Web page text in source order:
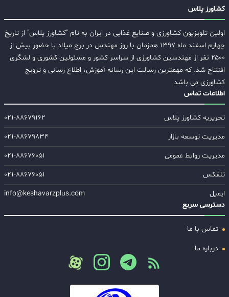
کشاورز پلاس
اولین تلویزیون کشاورزی و صنایع غذایی در ایران به نام "کشاورز پلاس" از تاریخ
چهارم اسفند ماه ۱۳۹۷ همزمان با روز مهندس در برج میلاد با حضور بیش از
۲۵۰۰ نفر از مهندسین کشاورزی از سراسر کشور و مسئولین کشوری و لشگری
افتتاح شد. که مهمترین رسالت این رسانه آموزش، اطلاع رسانی و ترویج
کشاورزی می باشد
اطلاعات تماس
تحریریه کشاورز پلاس
۰۲۱-۸۸۶۷۹۱۶۲
مدیریت توسعه بازار
۰۲۱-۸۸۶۷۹۸۳۴
مدیریت روابط عمومی
۰۲۱-۸۸۶۷۶۰۵۱
تلفکس
۰۲۱-۸۸۶۷۶۰۵۱
ایمیل
info@keshavarzplus.com
دسترسی سریع
تماس با ما
درباره ما